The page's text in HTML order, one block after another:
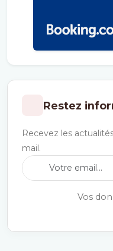
Restez
Recevez les
mail.
Vos